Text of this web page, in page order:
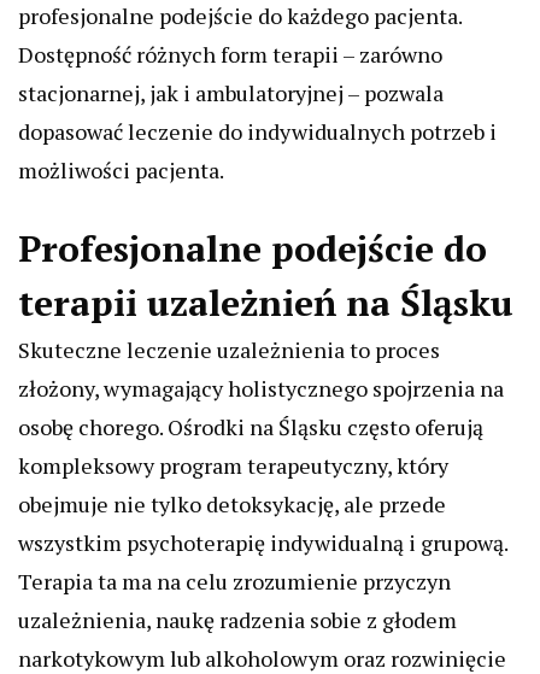
profesjonalne podejście do każdego pacjenta.
Dostępność różnych form terapii – zarówno
stacjonarnej, jak i ambulatoryjnej – pozwala
dopasować leczenie do indywidualnych potrzeb i
możliwości pacjenta.
Profesjonalne podejście do
terapii uzależnień na Śląsku
Skuteczne leczenie uzależnienia to proces
złożony, wymagający holistycznego spojrzenia na
osobę chorego. Ośrodki na Śląsku często oferują
kompleksowy program terapeutyczny, który
obejmuje nie tylko detoksykację, ale przede
wszystkim psychoterapię indywidualną i grupową.
Terapia ta ma na celu zrozumienie przyczyn
uzależnienia, naukę radzenia sobie z głodem
narkotykowym lub alkoholowym oraz rozwinięcie